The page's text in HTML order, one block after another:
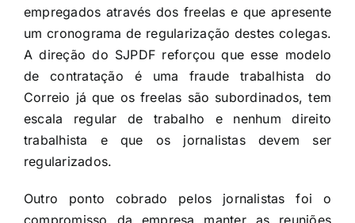
empregados através dos freelas e que apresente
um cronograma de regularização destes colegas.
A direção do SJPDF reforçou que esse modelo
de contratação é uma fraude trabalhista do
Correio já que os freelas são subordinados, tem
escala regular de trabalho e nenhum direito
trabalhista e que os jornalistas devem ser
regularizados.
Outro ponto cobrado pelos jornalistas foi o